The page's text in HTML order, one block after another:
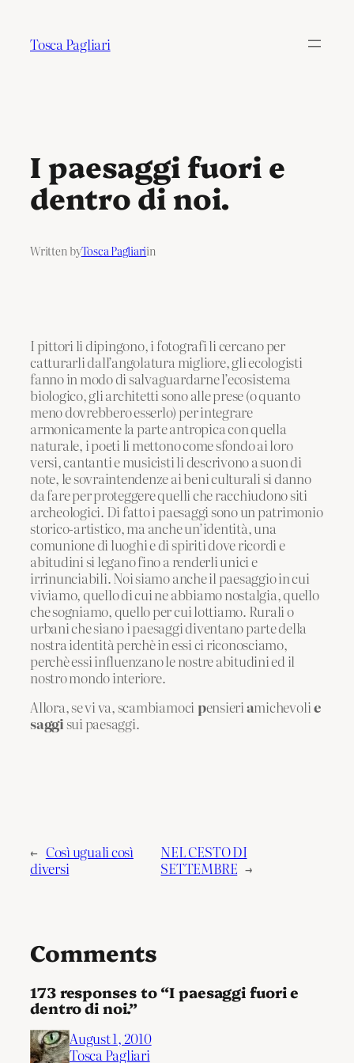
Tosca Pagliari
I paesaggi fuori e
dentro di noi.
Written byTosca Pagliariin
I pittori li dipingono, i fotografi li cercano per
catturarli dall’angolatura migliore, gli ecologisti
fanno in modo di salvaguardarne l’ecosistema
biologico, gli architetti sono alle prese (o quanto
meno dovrebbero esserlo) per integrare
armonicamente la parte antropica con quella
naturale, i poeti li mettono come sfondo ai loro
versi, cantanti e musicisti li descrivono a suon di
note, le sovraintendenze ai beni culturali si danno
da fare per proteggere quelli che racchiudono siti
archeologici. Di fatto i paesaggi sono un patrimonio
storico-artistico, ma anche un’identità, una
comunione di luoghi e di spiriti dove ricordi e
abitudini si legano fino a renderli unici e
irrinunciabili. Noi siamo anche il paesaggio in cui
viviamo, quello di cui ne abbiamo nostalgia, quello
che sogniamo, quello per cui lottiamo. Rurali o
urbani che siano i paesaggi diventano parte della
nostra identità perchè in essi ci riconosciamo,
perchè essi influenzano le nostre abitudini ed il
nostro mondo interiore.
Allora, se vi va, scambiamoci pensieriamichevolie
saggisui paesaggi.
← Così uguali così
diversi
NEL CESTO DI
SETTEMBRE →
Comments
173 responses to “I paesaggi fuori e
dentro di noi.”
August 1, 2010
Tosca Pagliari